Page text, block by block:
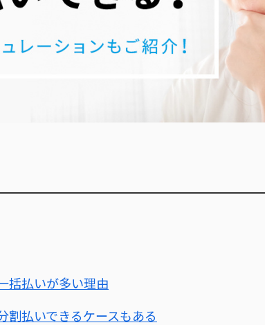
括払いが多い理由
割払いできるケースもある